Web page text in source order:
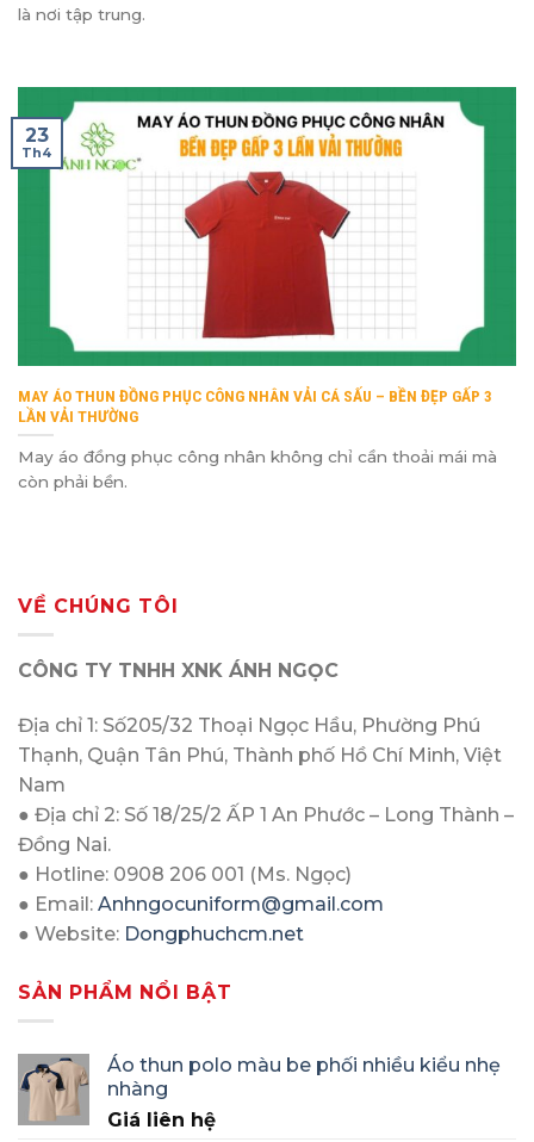
là nơi tập trung.
MAY ÁO THUN ĐỒNG PHỤC CÔNG NHÂN VẢI CÁ SẤU – BỀN ĐẸP GẤP 3
LẦN VẢI THƯỜNG
May áo đồng phục công nhân không chỉ cần thoải mái mà
còn phải bền.
23
Th4
VỀ CHÚNG TÔI
CÔNG TY TNHH XNK ÁNH NGỌC
Địa chỉ 1: Số205/32 Thoại Ngọc Hầu, Phường Phú
Thạnh, Quận Tân Phú, Thành phố Hồ Chí Minh, Việt
Nam
● Địa chỉ 2: Số 18/25/2 ẤP 1 An Phước – Long Thành –
Đồng Nai.
● Hotline: 0908 206 001 (Ms. Ngọc)
● Email: Anhngocuniform@gmail.com
● Website: Dongphuchcm.net
SẢN PHẨM NỔI BẬT
Áo thun polo màu be phối nhiều kiểu nhẹ
nhàng
Giá liên hệ